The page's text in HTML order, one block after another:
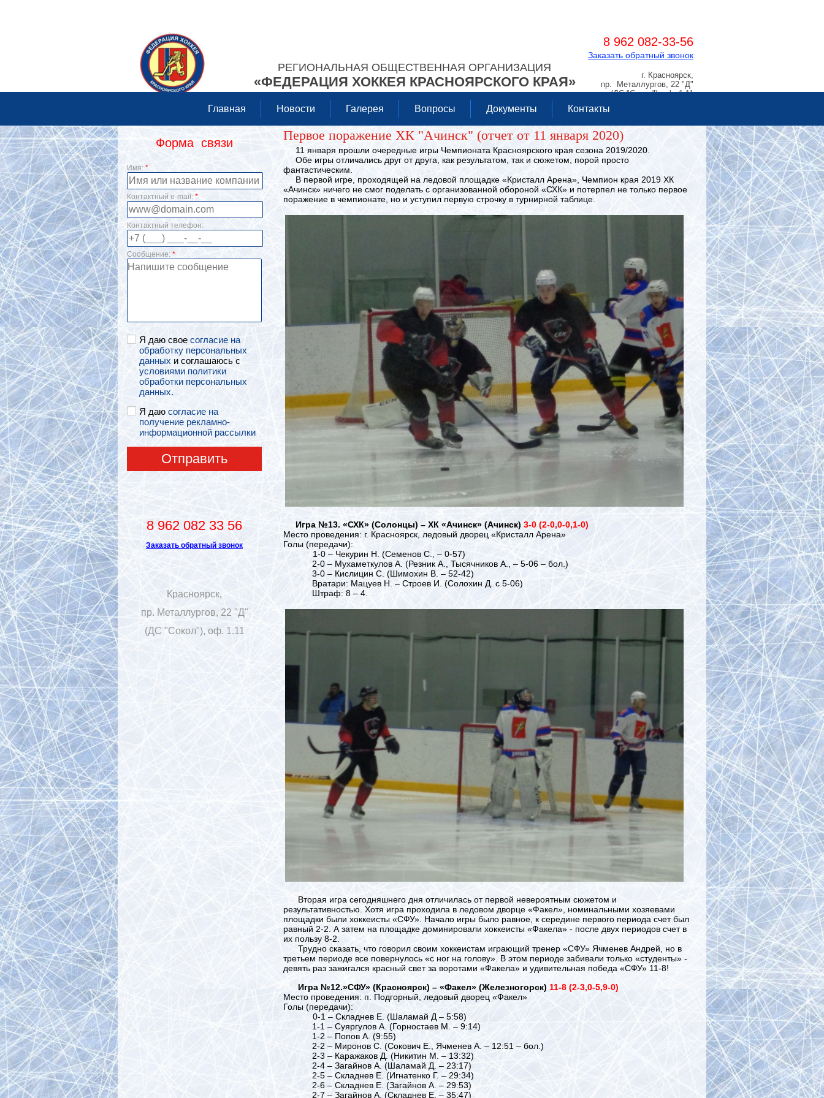
РЕГИОНАЛЬНАЯ ОБЩЕСТВЕННАЯ ОРГАНИЗАЦИЯ
«ФЕДЕРАЦИЯ ХОККЕЯ КРАСНОЯРСКОГО КРАЯ»
8 962 082-33-56
Заказать обратный звонок
г. Красноярск,
пр. Металлургов, 22 "Д"
(ДС "Сокол"), оф. 1.11
Главная Новости Галерея Вопросы Документы Контакты
Форма связи
Имя: *
Контактный e-mail: *
Контактный телефон:
Сообщение: *
Я даю свое согласие на
обработку персональных
данных и соглашаюсь с
условиями политики
обработки персональных
данных.
Я даю согласие на
получение рекламно-
информационной рассылки
Отправить
8 962 082 33 56
Заказать обратный звонок
Красноярск,
пр. Металлургов, 22 "Д"
(ДС "Сокол"), оф. 1.11
Первое поражение ХК "Ачинск" (отчет от 11 января 2020)
11 января прошли очередные игры Чемпионата Красноярского края сезона 2019/2020.
Обе игры отличались друг от друга, как результатом, так и сюжетом, порой просто
фантастическим.
В первой игре, проходящей на ледовой площадке «Кристалл Арена», Чемпион края 2019 ХК
«Ачинск» ничего не смог поделать с организованной обороной «СХК» и потерпел не только первое
поражение в чемпионате, но и уступил первую строчку в турнирной таблице.
Игра №13. «СХК» (Солонцы) – ХК «Ачинск» (Ачинск) 3-0 (2-0,0-0,1-0)
Место проведения: г. Красноярск, ледовый дворец «Кристалл Арена»
Голы (передачи):
1-0 – Чекурин Н. (Семенов С., – 0-57)
2-0 – Мухаметкулов А. (Резник А., Тысячников А., – 5-06 – бол.)
3-0 – Кислицин С. (Шимохин В. – 52-42)
Вратари: Мацуев Н. – Строев И. (Солохин Д. с 5-06)
Штраф: 8 – 4.
Вторая игра сегодняшнего дня отличилась от первой невероятным сюжетом и
результативностью. Хотя игра проходила в ледовом дворце «Факел», номинальными хозяевами
площадки были хоккеисты «СФУ». Начало игры было равное, к середине первого периода счет был
равный 2-2. А затем на площадке доминировали хоккеисты «Факела» - после двух периодов счет в
их пользу 8-2.
Трудно сказать, что говорил своим хоккеистам играющий тренер «СФУ» Ячменев Андрей, но в
третьем периоде все повернулось «с ног на голову». В этом периоде забивали только «студенты» -
девять раз зажигался красный свет за воротами «Факела» и удивительная победа «СФУ» 11-8!
Игра №12.»СФУ» (Красноярск) – «Факел» (Железногорск) 11-8 (2-3,0-5,9-0)
Место проведения: п. Подгорный, ледовый дворец «Факел»
Голы (передачи):
0-1 – Складнев Е. (Шаламай Д – 5:58)
1-1 – Суяргулов А. (Горностаев М. – 9:14)
1-2 – Попов А. (9:55)
2-2 – Миронов С. (Сокович Е., Ячменев А. – 12:51 – бол.)
2-3 – Каражаков Д. (Никитин М. – 13:32)
2-4 – Загайнов А. (Шаламай Д. – 23:17)
2-5 – Складнев Е. (Игнатенко Г. – 29:34)
2-6 – Складнев Е. (Загайнов А. – 29:53)
2-7 – Загайнов А. (Складнев Е. – 35:47)